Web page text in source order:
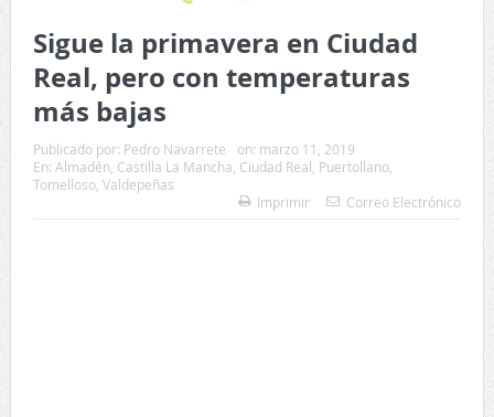
Sigue la primavera en Ciudad
Real, pero con temperaturas
más bajas
Publicado por: Pedro Navarrete on: marzo 11, 2019
En: Almadén Castilla La Mancha Ciudad Real Puertollano,
Tomelloso, Valdepeñas
Imprimir
Correo Electrónico